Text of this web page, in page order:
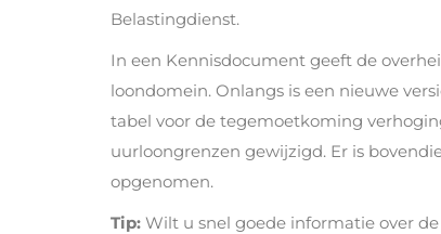
Belastingdienst.
In een Kennisdocument geeft de
loondomein. Onlangs is een nieuwe
tabel voor de tegemoetkoming
uurloongrenzen gewijzigd. Er is
opgenomen.
Tip: Wilt u snel goede informatie over